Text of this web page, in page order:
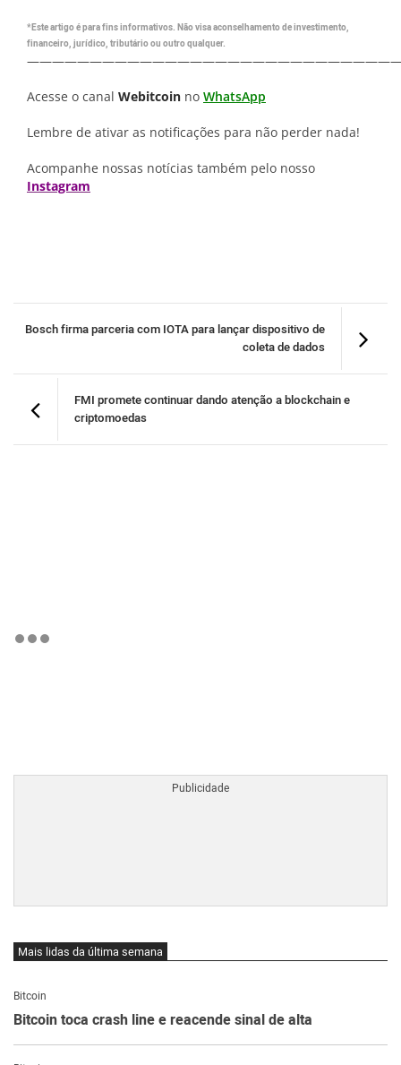
*Este artigo é para fins informativos. Não visa aconselhamento de investimento,
financeiro, jurídico, tributário ou outro qualquer.
Acesse o canal Webitcoin no WhatsApp
Lembre de ativar as notificações para não perder nada!
Acompanhe nossas notícias também pelo nosso
Instagram
Bosch firma parceria com IOTA para lançar dispositivo de
coleta de dados
FMI promete continuar dando atenção a blockchain e
criptomoedas
Mais lidas da última semana
Bitcoin
Bitcoin toca crash line e reacende sinal de alta